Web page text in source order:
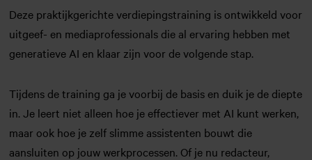
Deze praktijkgerichte verdiepingstraining is ontwikkeld voor
uitgeef- en mediaprofessionals die al ervaring hebben met
generatieve AI en klaar zijn voor de volgende stap.
Tijdens de training ga je voorbij de basis en duik je de diepte
in. Je leert niet alleen hoe je effectiever met AI kunt werken,
maar ook hoe je zelf slimme assistenten bouwt die
aansluiten op jouw werkprocessen. Of je nu redacteur,